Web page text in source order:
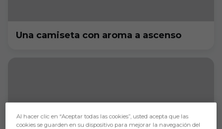
Una camiseta con aroma a ascenso
Al hacer clic en “Aceptar todas las cookies”, usted acepta que las
cookies se guarden en su dispositivo para mejorar la navegación del